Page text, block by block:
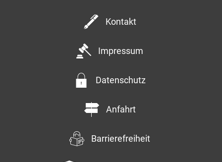
Kontakt
Impressum
Datenschutz
Anfahrt
Barrierefreiheit